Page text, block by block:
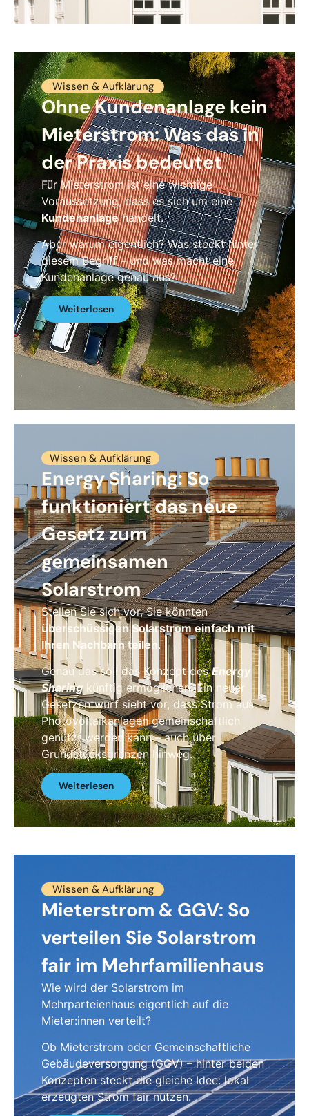
Wissen & Aufklärung
Ohne Kundenanlage kein
Mieterstrom: Was das in
der Praxis bedeutet
Für Mieterstrom ist eine wichtige
Voraussetzung, dass es sich um eine
Kundenanlagehandelt.
Aber warum eigentlich? Was steckt hinter
diesem Begriff – und was macht eine
Kundenanlage genau aus?
Weiterlesen
Wissen & Aufklärung
Energy Sharing: So
funktioniert das neue
Gesetz zum
gemeinsamen
Solarstrom
Stellen Sie sich vor, Sie könnten
überschüssigen Solarstrom einfach mit
Ihren Nachbarn teilen.
Genau das soll das Konzept desEnergy
Sharing künftig ermöglichen. Ein neuer
Gesetzentwurf sieht vor, dass Strom aus
Photovoltaikanlagen gemeinschaftlich
genutzt werden kann – auch über
Grundstücksgrenzen hinweg.
Weiterlesen
Wissen & Aufklärung
Mieterstrom & GGV: So
verteilen Sie Solarstrom
fair im Mehrfamilienhaus
Wie wird der Solarstrom im
Mehrparteienhaus eigentlich auf die
Mieter:innen verteilt?
Ob Mieterstrom oder Gemeinschaftliche
Gebäudeversorgung (GGV) – hinter beiden
Konzepten steckt die gleiche Idee: lokal
erzeugten Strom fair nutzen.